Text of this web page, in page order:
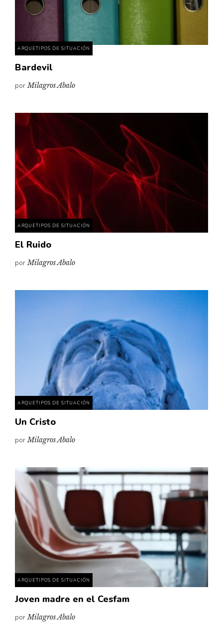
Pensamiento ilustrado
Política
Sociedad
Vidas paralelas
ARQUETIPOS DE SITUACIÓN
Bardevil
porMilagros Abalo
ARQUETIPOS DE SITUACIÓN
El Ruido
porMilagros Abalo
ARQUETIPOS DE SITUACIÓN
Un Cristo
porMilagros Abalo
ARQUETIPOS DE SITUACIÓN
Joven madre en el Cesfam
porMilagros Abalo